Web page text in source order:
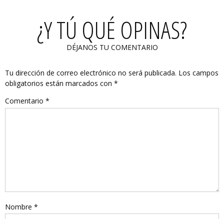
¿Y TÚ QUÉ OPINAS?
DÉJANOS TU COMENTARIO
Tu dirección de correo electrónico no será publicada. Los campos
obligatorios están marcados con *
Comentario *
Nombre *